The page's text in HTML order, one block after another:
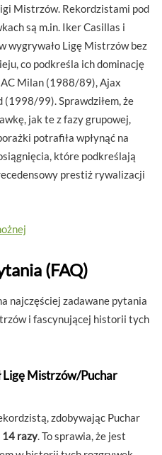
Mistrzów. Rekordzistami pod
są m.in. Iker Casillas i
wygrywało Ligę Mistrzów bez
co podkreśla ich dominację
AC Milan (1988/89), Ajax
99). Sprawdziłem, że
jak te z fazy grupowej,
potrafiła wpłynąć na
które podkreślają
prestiż rywalizacji
(FAQ)
najczęściej zadawane pytania
i fascynującej historii tych
Ligę Mistrzów/Puchar
zdobywając Puchar
14 razy. To sprawia, że jest